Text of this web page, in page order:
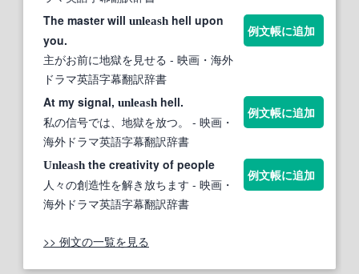
The master will unleash hell upon
you.
主がお前に地獄を見せる - 映画・海外
ドラマ英語字幕翻訳辞書
例文帳に追加
At my signal, unleash hell.
私の信号では、地獄を放つ。
- 映画・
海外ドラマ英語字幕翻訳辞書
例文帳に追加
Unleash the creativity of people
人々の創造性を解き放ちます - 映画・
海外ドラマ英語字幕翻訳辞書
例文帳に追加
>> 例文の一覧を見る